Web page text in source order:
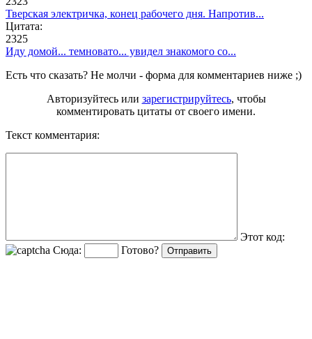
Тверская электричка, конец рабочего дня. Напротив...
Цитата:
2325
Иду домой... темновато... увидел знакомого со...
Есть что сказать? Не молчи - форма для комментариев ниже ;)
Авторизуйтесь или зарегистрируйтесь, чтобы
комментировать цитаты от своего имени.
Текст комментария:
Этот код:
Сюда:
Готово?